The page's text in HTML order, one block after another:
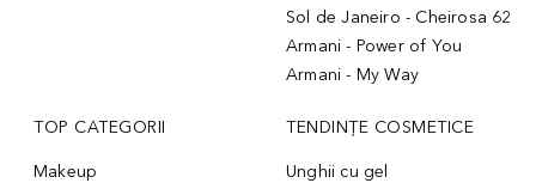
Sol de Janeiro - Cheirosa 62
Armani - Power of You
Armani - My Way
TOP CATEGORII
Makeup
TENDINȚE COSMETICE
Unghii cu gel